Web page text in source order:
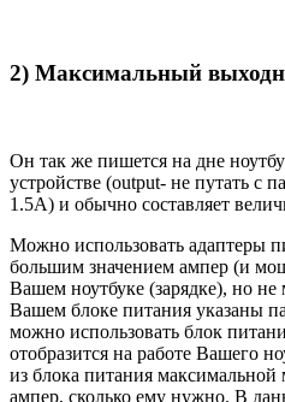
2) Максимальный
Он так же пишется на дне
устройстве (output- не путать с
1.5A) и обычно составляет
Можно использовать адаптеры
большим значением ампер (и
Вашем ноутбуке (зарядке), но
Вашем блоке питания указаны
можно использовать блок
отобразится на работе Вашего
из блока питания
ампер, сколько ему нужно. В